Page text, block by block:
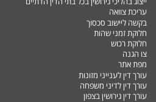
עריכת צוואה
בקשה ליישוב סכסוך
חלוקת זמני שהות
חלוקת רכוש
צו הגנה
מפת אתר
עורך דין לענייני מזונות
עורך דין לדיני משפחה
עורך דין גירושין בצפון